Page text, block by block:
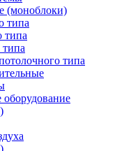
(моноблоки)
типа
типа
типа